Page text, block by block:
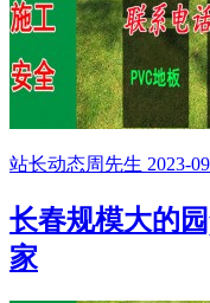
站长动态周先生 2023-
长春规模大的
家